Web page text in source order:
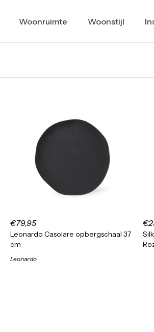
Woonruimte Woonstijl
€79,95
Leonardo Casolare opbergschaal 37
cm
Leonardo